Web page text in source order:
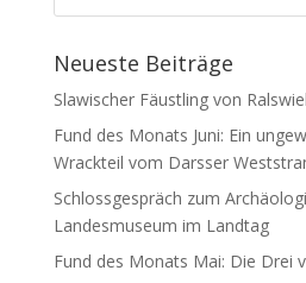
Neueste Beiträge
Slawischer Fäustling von
Fund des Monats Juni: Ein
Wrackteil vom Darsser
Schlossgespräch zum
Landesmuseum im Landtag
Fund des Monats Mai: Die Drei